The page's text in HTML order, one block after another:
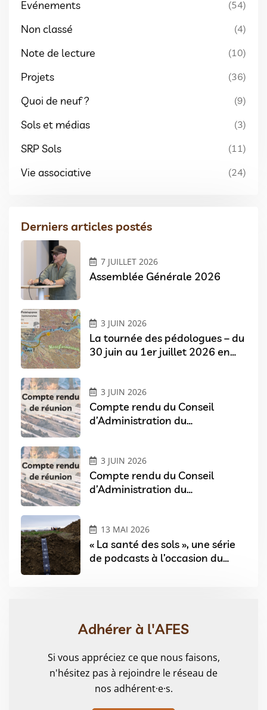
Evénements (54)
Non classé (4)
Note de lecture (10)
Projets (36)
Quoi de neuf ? (9)
Sols et médias (3)
SRP Sols (11)
Vie associative (24)
Derniers articles postés
7 JUILLET 2026
Assemblée Générale 2026
3 JUIN 2026
La tournée des pédologues – du
30 juin au 1er juillet 2026 en
3 JUIN 2026
Compte rendu du Conseil
d’Administration du
3 JUIN 2026
Compte rendu du Conseil
d’Administration du
13 MAI 2026
« La santé des sols », une série
de podcasts à l’occasion du
Adhérer à l'AFES
Si vous appréciez ce que nous faisons,
n'hésitez pas à rejoindre le réseau de
nos adhérent·e·s.